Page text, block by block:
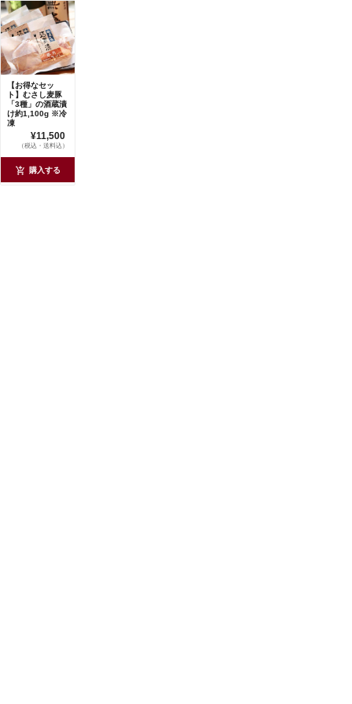
【お得なセッ
ト】むさし麦豚
「3種」の酒蔵漬
け約1,100g ※冷
凍
¥11,500
（税込・送料込）
購入する